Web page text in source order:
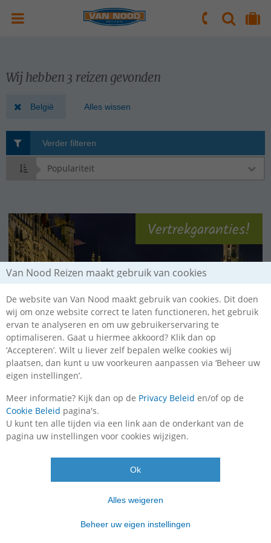
ZOEKENNAAR 'MIJN REIS' OMGEVING
Wij hebben 3 reizen gevonden
België Alles wissen
Sorteren
Verder filteren
Kerstsfeer 3-daagse Middelburg, Brugge en
Antwerpen all-inclusive
BELGIË, NEDERLAND 3 DAGEN
Vertrekgaranties!
vanaf
Vertrekgaranties!
Van Nood Reizen maakt gebruik van cookies
De website van Van Nood maakt gebruik van cookies. Dit doen
wij om onze website correct te laten functioneren, het gebruik
ervan te analyseren en om uw gebruikerservaring te
optimaliseren. Gaat u hiermee akkoord? Klik dan op
‘Accepteren’. Wilt u liever zelf bepalen welke cookies wij
plaatsen, dan kunt u uw voorkeuren aanpassen via ‘Beheer uw
eigen instellingen’.
Meer informatie? Kijk dan op de Privacy Beleid en/of op de
Cookie Beleid pagina's.
U kunt ten alle tijden via een link aan de onderkant van de
pagina uw instellingen voor cookies wijzigen.
Beheer uw eigen instellingen
Alles weigeren
Ok